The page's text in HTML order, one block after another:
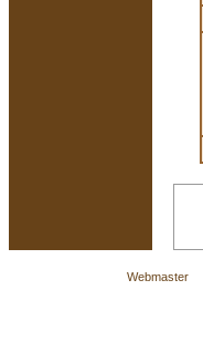
Webmaster